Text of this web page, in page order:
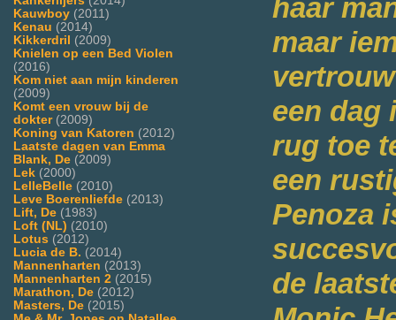
Kauwboy (2011)
Kenau (2014)
Kikkerdril (2009)
Knielen op een Bed Violen
(2016)
Kom niet aan mijn kinderen
(2009)
Komt een vrouw bij de
dokter(2009)
Koning van Katoren (2012)
Laatste dagen van Emma
Blank, De (2009)
Lek (2000)
LelleBelle (2010)
Leve Boerenliefde (2013)
Lift, De (1983)
Loft (NL) (2010)
Lotus (2012)
Lucia de B. (2014)
Mannenharten (2013)
Mannenharten 2 (2015)
Marathon, De (2012)
Masters, De (2015)
haar
maar
een dag
rug toe
een
Penoza
de